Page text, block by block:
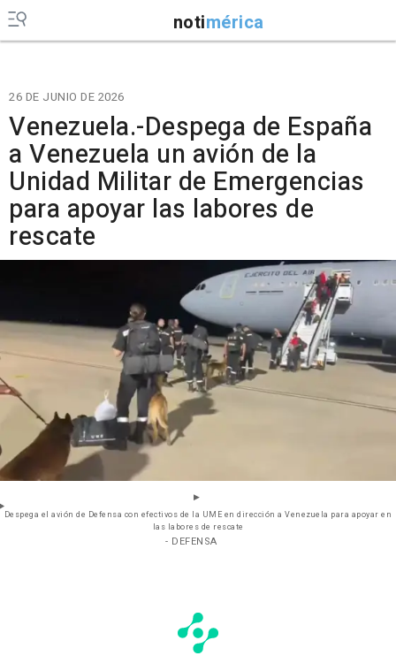
notimérica
26 DE JUNIO DE 2026
Venezuela.-Despega de España
a Venezuela un avión de la
Unidad Militar de Emergencias
para apoyar las labores de
rescate
Despega el avión de Defensa con efectivos de la UME en dirección a Venezuela para apoyar en
las labores de rescate
- DEFENSA